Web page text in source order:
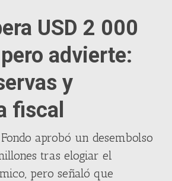
USD 2 000
advierte:
y
fiscal
aprobó un desembolso
tras elogiar el
pero señaló que